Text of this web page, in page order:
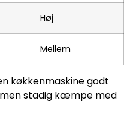
Høj
Mellem
køkkenmaskine godt
stadig kæmpe med